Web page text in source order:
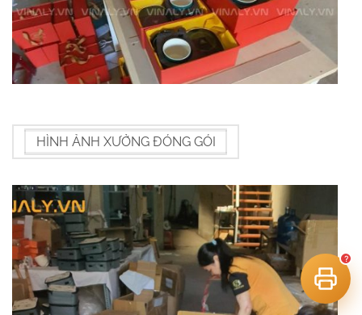
HÌNH ẢNH XƯỞNG ĐÓNG GÓI
tư vấn công nghệ in
?